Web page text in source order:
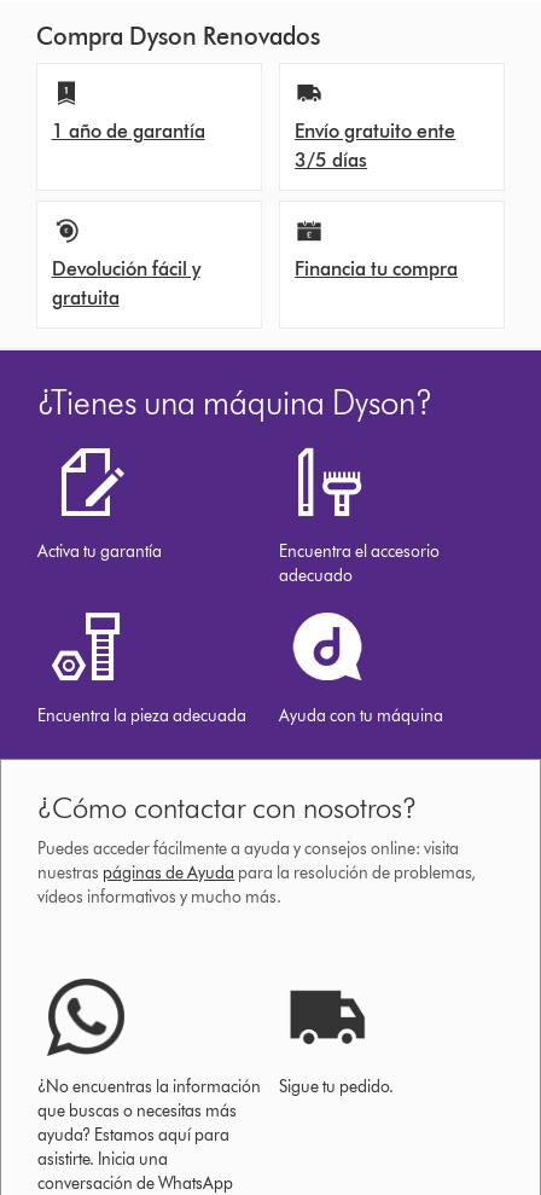
Compra Dyson Renovados
1 año de garantía
Envío gratuito ente
3/5 días
Devolución fácil y
gratuita
Financia tu compra
¿Tienes una máquina Dyson?
Activa tu garantía
Encuentra el accesorio
adecuado
Encuentra la pieza adecuada Ayuda con tu máquina
¿Cómo contactar con nosotros?
Puedes acceder fácilmente a ayuda y consejos online: visita
nuestras páginas de Ayuda para la resolución de problemas,
vídeos informativos y mucho más.
¿No encuentras la información
que buscas o necesitas más
ayuda? Estamos aquí para
asistirte. Inicia una
conversación de WhatsApp
Sigue tu pedido.